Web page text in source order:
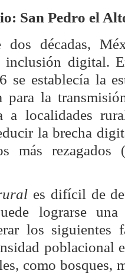
San Pedro el
dos décadas,
inclusión digital.
se establecía la
para la
a localidades
la brecha
más rezagados
es difícil de
lograrse
los siguientes
poblacional
como bosques,